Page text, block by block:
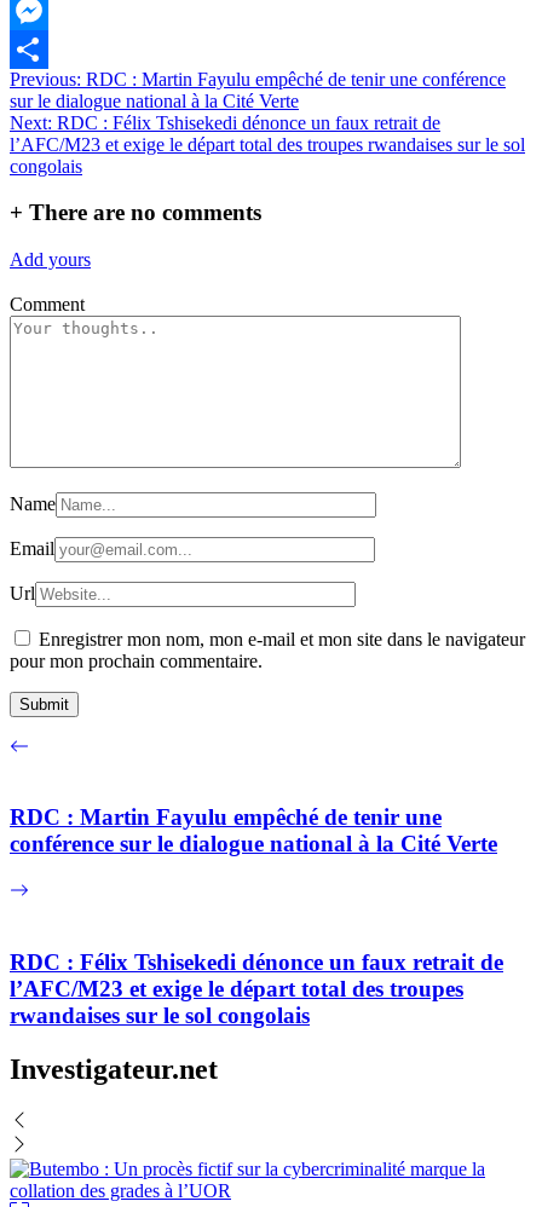
WhatsApp
Messenger
Partager
Navigation
de
l’article
Previous: RDC : Martin Fayulu empêché de tenir une conférence
sur le dialogue national à la Cité Verte
Next: RDC : Félix Tshisekedi dénonce un faux retrait de
l’AFC/M23 et exige le départ total des troupes rwandaises sur le sol
congolais
+ There are no comments
Add yours
Comment
Name
Email
Url
Enregistrer mon nom, mon e-mail et mon site dans le navigateur
pour mon prochain commentaire.
RDC : Martin Fayulu empêché de tenir une
conférence sur le dialogue national à la Cité Verte
RDC : Félix Tshisekedi dénonce un faux retrait de
l’AFC/M23 et exige le départ total des troupes
rwandaises sur le sol congolais
Investigateur.net